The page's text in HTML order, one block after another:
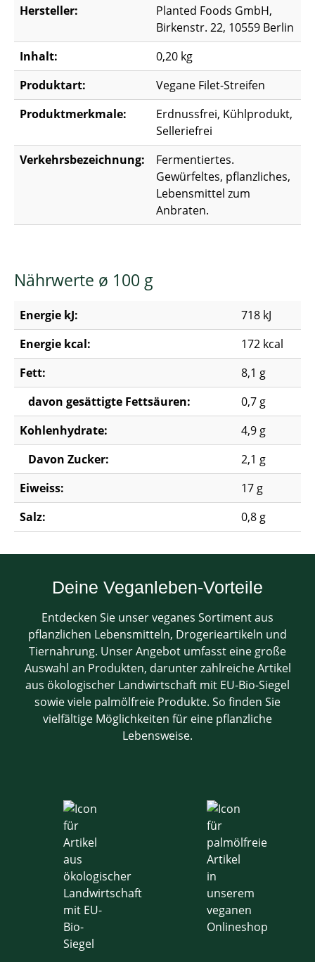
Hersteller:
Planted Foods GmbH,
Birkenstr. 22, 10559 Berlin
Inhalt:
0,20 kg
Produktart:
Vegane Filet-Streifen
Produktmerkmale:
Erdnussfrei, Kühlprodukt,
Selleriefrei
Verkehrsbezeichnung:
Fermentiertes.
Gewürfeltes, pflanzliches,
Lebensmittel zum
Anbraten.
Nährwerte ø 100 g
Energie kJ:
718 kJ
Energie kcal:
172 kcal
Fett:
8,1 g
davon gesättigte Fettsäuren:
0,7 g
Kohlenhydrate:
4,9 g
Davon Zucker:
2,1 g
Eiweiss:
17 g
Salz:
0,8 g
Deine Veganleben-Vorteile
Entdecken Sie unser veganes Sortiment aus
pflanzlichen Lebensmitteln, Drogerieartikeln und
Tiernahrung. Unser Angebot umfasst eine große
Auswahl an Produkten, darunter zahlreiche Artikel
aus ökologischer Landwirtschaft mit EU-Bio-Siegel
sowie viele palmölfreie Produkte. So finden Sie
vielfältige Möglichkeiten für eine pflanzliche
Lebensweise.